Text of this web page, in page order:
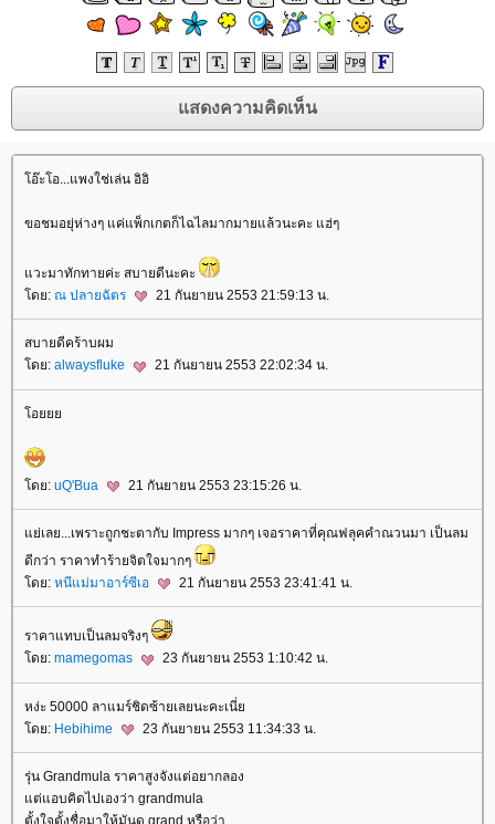
อ๊ะโอ...แพงใช่เล่น อิอิ
ขอชมอยุ่ห่างๆ แค่แพ็กเกตก็ไฉไลมากมายแล้วนะคะ แฮ่ๆ
วะมาทักทายค่ะ สบายดีนะคะ
ดย: ณ ปลายฉัตร 21 กันยายน 2553 21:59:13 น.
สบายดีคร้าบผม
ดย: alwaysfluke 21 กันยายน 2553 22:02:34 น.
อ
ดย: uQ'Bua 21 กันยายน 2553 23:15:26 น.
่เลย...เพราะถูกชะตากับ Impress มากๆ เจอราคาที่คุณฟลุคคำณวนมา เป็นลม
ดีกว่า ราคาทำร้ายจิตใจมากๆ
ดย: หนีแม่มาอาร์ซีเอ 21 กันยายน 2553 23:41:41 น.
ราคาแทบเป็นลมจริงๆ
ดย: mamegomas 23 กันยายน 2553 1:10:42 น.
หง่ะ 50000 ลาแมร์ชิดซ้ายเลยนะคะเนี่
ดย: Hebihime 23 กันยายน 2553 11:34:33 น.
รุ่น Grandmula ราคาสูงจังแต่อยากลอง
ต่แอบคิดไปเองว่า grandmula
ตั้งใจตั้งชื่อมาให้มันดู grand หรือว่า